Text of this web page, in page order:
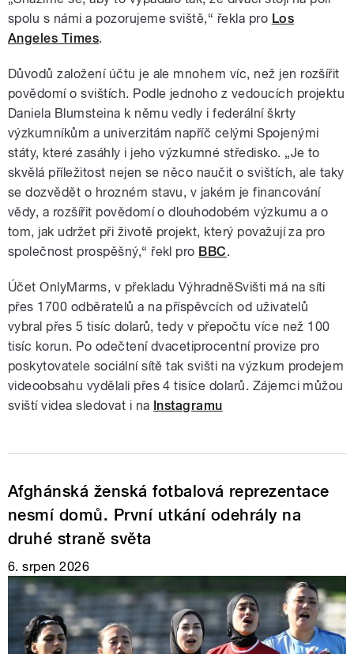
spolu s námi a pozorujeme sviště,“ řekla pro Los
Angeles Times.
Důvodů založení účtu je ale mnohem víc, než jen rozšířit
povědomí o svištích. Podle jednoho z vedoucích projektu
Daniela Blumsteina k němu vedly i federální škrty
výzkumníkům a univerzitám napříč celými Spojenými
státy, které zasáhly i jeho výzkumné středisko. „Je to
skvělá příležitost nejen se něco naučit o svištích, ale taky
se dozvědět o hrozném stavu, v jakém je financování
vědy, a rozšířit povědomí o dlouhodobém výzkumu a o
tom, jak udržet při životě projekt, který považují za pro
společnost prospěšný,“ řekl pro BBC.
Účet OnlyMarms, v překladu VýhradněSvišti má na síti
přes 1700 odběratelů a na příspěvcích od uživatelů
vybral přes 5 tisíc dolarů, tedy v přepočtu více než 100
tisíc korun. Po odečtení dvacetiprocentní provize pro
poskytovatele sociální sítě tak svišti na výzkum prodejem
videoobsahu vydělali přes 4 tisíce dolarů. Zájemci můžou
sviští videa sledovat i na Instagramu
Afghánská ženská fotbalová reprezentace
nesmí domů. První utkání odehrály na
druhé straně světa
6. srpen 2026